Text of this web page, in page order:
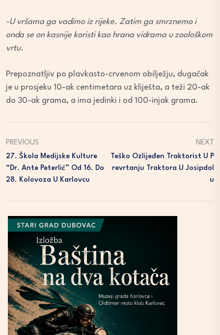
-U vršama ga vadimo iz rijeke. Zatim ga smrznemo i
onda se on kasnije koristi kao hrana vidrama u zoološkom
vrtu.
Prepoznatljiv po plavkasto-crvenom obilježju, dugačak
je u prosjeku 10-ak centimetara uz kliješta, a teži 20-ak
do 30-ak grama, a ima jedinki i od 100-injak grama.
PREVIOUS
27. Škola Medijske Kulture
“Dr. Ante Peterlić” Od 16. Do
28. Kolovoza U Karlovcu
NEXT
Teško Ozlijeđen Traktorist U P
Revrtanju Traktora U Josipdol
U